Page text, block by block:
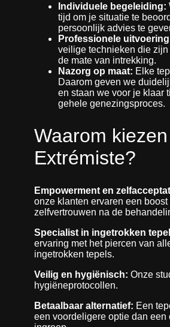
Individuele begeleiding:
tijd om je situatie te
persoonlijk advies te
Professionele
veilige technieken die zijn
de mate van intrekking.
Nazorg op maat: Elke
Daarom geven we
en staan we voor je klaar
gehele genezingsproces.
Waarom kiezen
Extrémiste?
Empowerment en
onze klanten ervaren een boost
zelfvertrouwen na de
Specialist in ingetrokken
ervaring met het piercen van
ingetrokken tepels.
Veilig en hygiënisch: Onze
hygiëneprotocollen.
Betaalbaar alternatief: Een
een voordeligere optie dan een